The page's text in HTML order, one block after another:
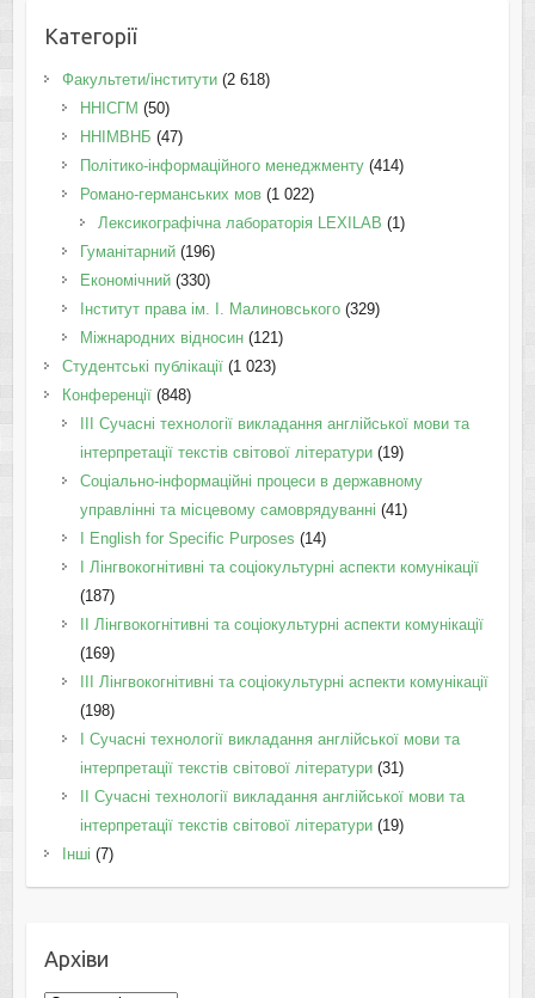
Категорії
Факультети/інститути(2 618)
ННІСГМ (50)
ННІМВНБ (47)
Політико-інформаційного менеджменту(414)
Романо-германських мов(1 022)
Лексикографічна лабораторія LEXILAB (1)
Гуманітарний(196)
Економічний(330)
Інститут права ім. І. Малиновського(329)
Міжнародних відносин(121)
Студентські публікації(1 023)
Конференції(848)
III Сучасні технології викладання англійської мови та
інтерпретації текстів світової літератури(19)
Соціально-інформаційні процеси в державному
управлінні та місцевому самоврядуванні (41)
І English for Specific Purposes (14)
I Лінгвокогнітивні та соціокультурні аспекти комунікації
(187)
IІ Лінгвокогнітивні та соціокультурні аспекти комунікації
(169)
IІI Лінгвокогнітивні та соціокультурні аспекти комунікації
(198)
I Cучасні технології викладання англійської мови та
інтерпретації текстів світової літератури(31)
II Cучасні технології викладання англійської мови та
інтерпретації текстів світової літератури(19)
Інші (7)
Архіви